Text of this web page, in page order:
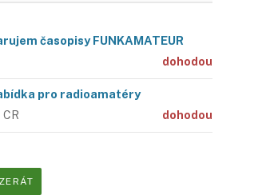
časopisy FUNKAMATEUR
dohodou
pro radioamatéry
CR dohodou